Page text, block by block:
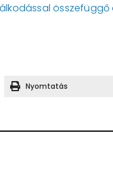
Nyomtatás